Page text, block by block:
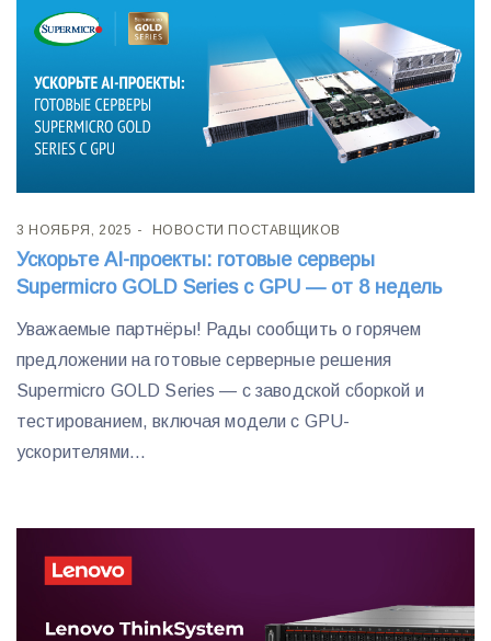
3 НОЯБРЯ, 2025 НОВОСТИ ПОСТАВЩИКОВ
Ускорьте AI-проекты: готовые серверы
Supermicro GOLD Series с GPU — от 8 недель
Уважаемые партнёры! Рады сообщить о горячем
предложении на готовые серверные решения
Supermicro GOLD Series — с заводской сборкой и
тестированием, включая модели с GPU-
ускорителями...